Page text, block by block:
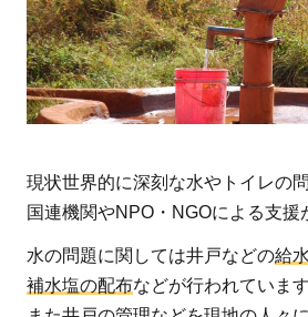
現状世界的に深刻な水やトイレの
国連機関やNPO・NGOによる支援
水の問題に関しては井戸などの給
補水塩の配布などが行われています